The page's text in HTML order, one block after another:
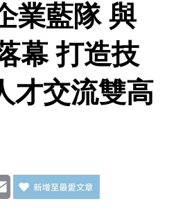
業藍隊 與
幕 打造技
才交流雙高
Email